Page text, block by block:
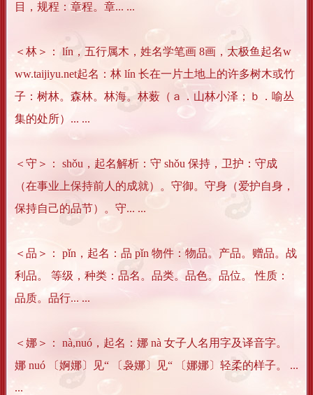
目，规程：章程。章... ...
＜林＞： lín，五行属木，姓名学笔画 8画，太极鱼起名w
ww.taijiyu.net起名：林 lín 长在一片土地上的许多树木或竹
子：树林。森林。林海。林薮（ａ．山林小泽；ｂ．喻丛
集的处所）... ...
＜守＞： shǒu，起名解析：守 shǒu 保持，卫护：守成
（在事业上保持前人的成就）。守御。守身（爱护自身，
保持自己的品节）。守... ...
＜品＞： pǐn，起名：品 pǐn 物件：物品。产品。赠品。战
利品。 等级，种类：品名。品类。品色。品位。 性质：
品质。品行... ...
＜娜＞： nà,nuó，起名：娜 nà 女子人名用字及译音字。
娜 nuó 〔婀娜〕见“ 〔袅娜〕见“ 〔娜娜〕轻柔的样子。 ...
...